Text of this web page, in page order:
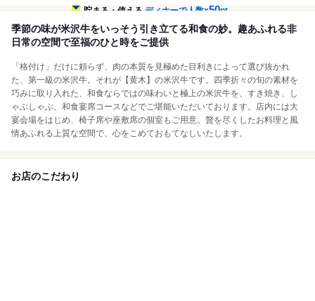
貯まる・使えるディナーで人数×50pt
季節の味が米沢牛をいっそう引き立てる和食の妙。趣あふれる非
日常の空間で至福のひと時をご提供
「格付け」だけに頼らず、肉の本質を見極めた目利きによって選び抜かれ
た、第一級の米沢牛。それが【黄木】の米沢牛です。四季折々の旬の素材を
巧みに取り入れた、和食ならではの味わいと極上の米沢牛を、すき焼き、し
ゃぶしゃぶ、和食宴席コースなどでご堪能いただいております。店内には大
宴会場をはじめ、椅子席や座敷席の個室もご用意。贅を尽くしたお料理と風
情あふれる上質な空間で、心をこめておもてなしいたします。
お店のこだわり